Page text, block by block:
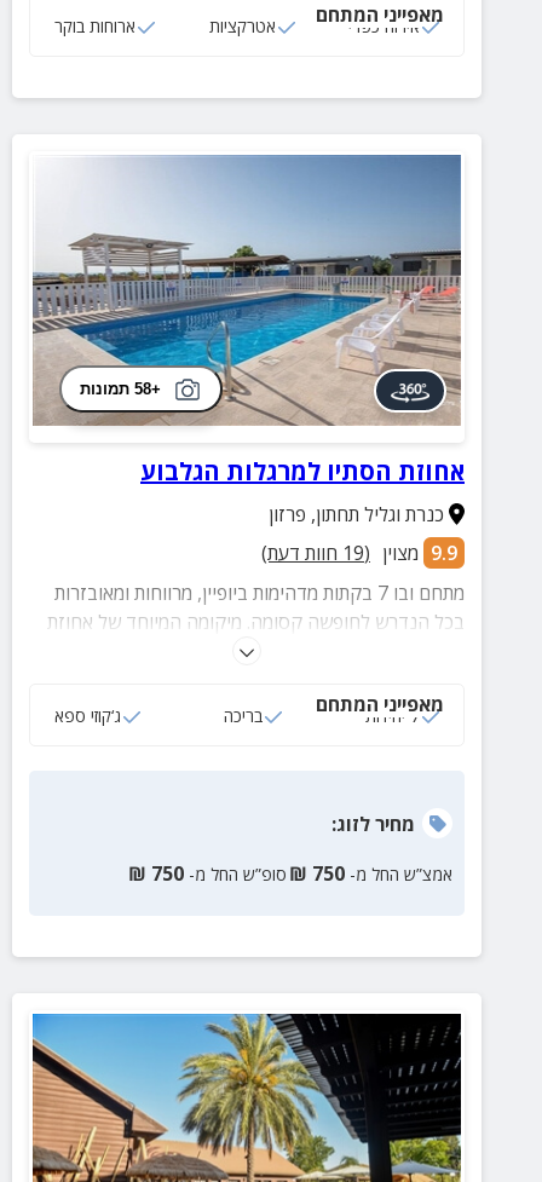
מאפייני המתחם
אירוח כפרי אטרקציות ארוחות בוקר
+58 תמונות
אחוזת הסתיו למרגלות הגלבוע
כנרת וגליל תחתון, פרזון
9.9 מצוין (
19 חוות דעת)
מתחם ובו 7 בקתות מדהימות ביופיין, מרווחות ומאובזרות
בכל הנדרש לחופשה קסומה. מיקומה המיוחד של אחוזת
הסתיו, מאפשר ליהנות מכל העולמות: שהיה מפנקת
שבסביבה.
מאפייני המתחם
7 יחידות בריכה ג‘קוזי ספא
מחירלזוג:
אמצ”ש החל מ- 750
₪ סופ”ש החל מ- 750
₪